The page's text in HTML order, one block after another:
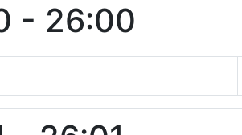
- 26:00